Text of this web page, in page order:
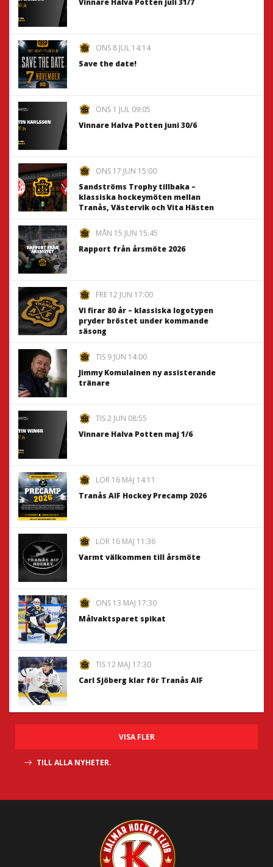
Vinnare Halva Potten juli 31/7
ONS 8 JUL 14:14
Save the date!
ONS 1 JUL 09:05
Vinnare Halva Potten juni 30/6
ONS 17 JUN 15:00
Sandströms Trophy tillbaka –
klassiska hockeymöten mellan
Tranås, Västervik och Vita Hästen
MÅN 15 JUN 15:45
Rapport från årsmöte 2026
FRE 12 JUN 17:00
Vi firar 80 år – klassiska logotypen
pryder bröstet under kommande
säsong
TIS 9 JUN 14:00
Jimmy Komulainen ny assisterande
tränare
TIS 2 JUN 08:55
Vinnare Halva Potten maj 1/6
LÖR 16 MAJ 14:11
Tranås AIF Hockey Precamp 2026
LÖR 16 MAJ 11:36
Varmt välkommen till årsmöte
ONS 13 MAJ 17:30
Målvaktsparet spikat
TIS 12 MAJ 17:30
Carl Sjöberg klar för Tranås AIF
VISA FLER
TILL ALLA NYHETER.